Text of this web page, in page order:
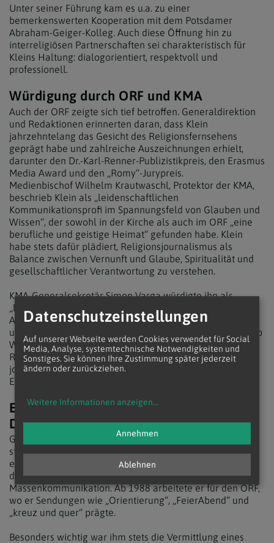
Unter seiner Führung kam es u.a. zu einer
bemerkenswerten Kooperation mit dem Potsdamer
Abraham-Geiger-Kolleg. Auch diese Öffnung hin zu
interreligiösen Partnerschaften sei charakteristisch für
Kleins Haltung: dialogorientiert, respektvoll und
professionell.
Würdigung durch ORF und KMA
Auch der ORF zeigte sich tief betroffen. Generaldirektion
und Redaktionen erinnerten daran, dass Klein
jahrzehntelang das Gesicht des Religionsfernsehens
geprägt habe und zahlreiche Auszeichnungen erhielt,
darunter den Dr.-Karl-Renner-Publizistikpreis, den Erasmus
Media Award und den „Romy“-Jurypreis.
Medienbischof Wilhelm Krautwaschl, Protektor der KMA,
beschrieb Klein als „leidenschaftlichen
Kommunikationsprofi im Spannungsfeld von Glauben und
Wissen“, der sowohl in der Kirche als auch im ORF „eine
berufliche und geistige Heimat“ gefunden habe. Klein
habe stets dafür plädiert, Religionsjournalismus als
Balance zwischen Vernunft und Glaube, Spiritualität und
gesellschaftlicher Verantwortung zu verstehen.
KMA-Generalsekretär Simon Varga würdigte ihn als
„liebenswerten und hochkompetenten Kollegen“, der die
Ausbildung der Medienakademie „maßgeblich geprägt
und weiterentwickelt“ habe. KMA-Präsident Hubert Philipp
Weber bezeichnete Klein als „exzellenten
Religionsjournalisten“ und „loyalen Kollegen“, der dem
journalistischen Nachwuchs einen reichen
Erfahrungsschatz vermittelt habe.
Ein Leben für Glauben, Medien und
Dialog
Gerhard Klein wurde 1953 in Kittsee geboren und
studierte Theologie, Philosophie und Anglistik. Seine
ersten beruflichen Stationen führten ihn ins Pastoralamt
der Erzdiözese Wien und ins Katholische Zentrum für
Massenkommunikation. Ab 1988 arbeitete er für den ORF,
wo er Sendungen wie „Orientierung“, „FeierAbend“ und
„kreuz und quer“ prägte.
Besonders wichtig war ihm stets die Vermittlung eines
Datenschutzeinstellungen
Auf unserer Webseite werden Cookies verwendet für Social
Media, Analyse, systemtechnische Notwendigkeiten und
Sonstiges. Sie können Ihre Zustimmung später jederzeit
ändern oder zurückziehen.
Weitere Informationen anzeigen...
Ablehnen
Annehmen